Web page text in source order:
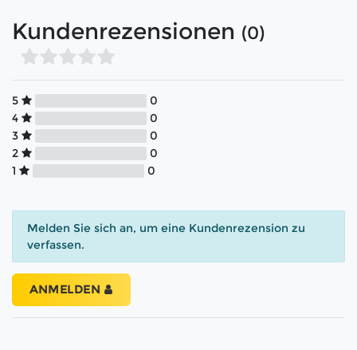
Kundenrezensionen (0)
5
0
4
0
3
0
2
0
1
0
Melden Sie sich an, um eine Kundenrezension zu
verfassen.
ANMELDEN